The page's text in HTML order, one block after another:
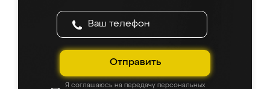
Отправить
Я соглашаюсь на передачу персональных